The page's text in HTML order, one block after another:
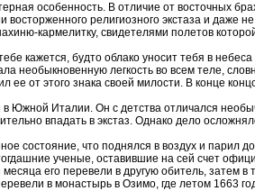
особенность. В отличие от восточных
религиозного экстаза и даже
кармелитку, свидетелями полетов
кажется, будто облако уносит тебя в небеса
необыкновенную легкость во всем теле,
от этого знака своей милости. В конце
Южной Италии. Он с детства отличался
впадать в экстаз. Однако дело
состояние, что поднялся в воздух и парил
ученые, оставившие на сей счет
его перевели в другую обитель, затем в
в монастырь в Озимо, где летом 1663